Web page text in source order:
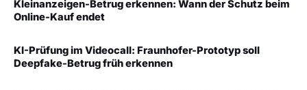
Kleinanzeigen-Betrug erkennen: Wann der Schutz beim
Online-Kauf endet
KI-Prüfung im Videocall: Fraunhofer-Prototyp soll
Deepfake-Betrug früh erkennen